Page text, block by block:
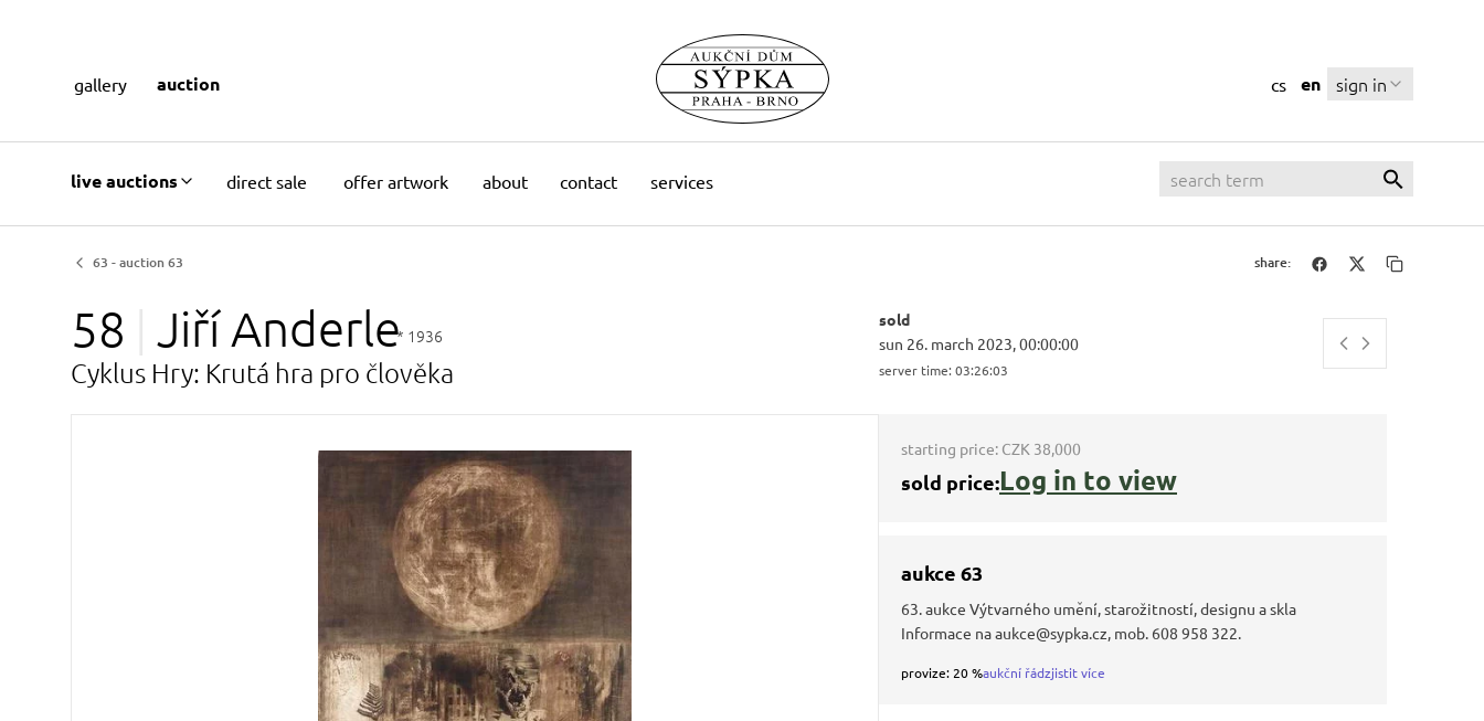
live auctions direct sale offer artwork about contact services
cs en sign in
gallery auction
63 - auction 63 share:
58 Jiří Anderle* 1936
Cyklus Hry: Krutá hra pro člověka
sold
sun 26. march 2023, 00:00:00
server time: 03:26:03
starting price: CZK 38,000
sold price:Log in to view
aukce 63
63. aukce Výtvarného umění, starožitností, designu a skla
Informace na aukce@sypka.cz, mob. 608 958 322.
provize: 20 %aukční řádzjistit více